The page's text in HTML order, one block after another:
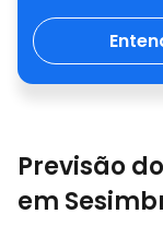
Previsão
em